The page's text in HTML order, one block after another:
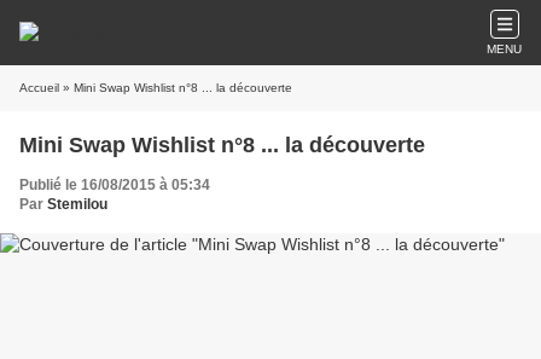
MENU
Accueil » Mini Swap Wishlist n°8 ... la découverte
Mini Swap Wishlist n°8 ... la découverte
Publié le 16/08/2015 à 05:34
Par Stemilou